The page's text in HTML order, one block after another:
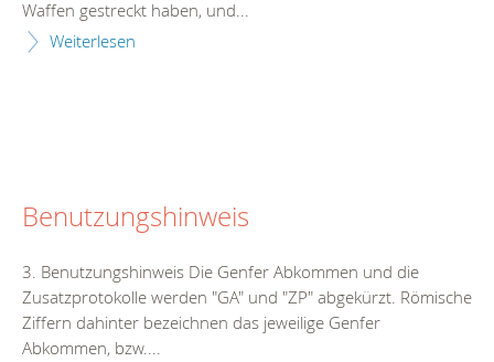
Waffen gestreckt haben, und...
Weiterlesen
Benutzungshinweis
3. Benutzungshinweis Die Genfer Abkommen und die
Zusatzprotokolle werden "GA" und "ZP" abgekürzt. Römische
Ziffern dahinter bezeichnen das jeweilige Genfer
Abkommen, bzw....